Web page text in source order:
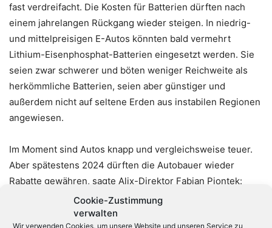
Cookie-Zustimmung
verwalten
Wir verwenden Cookies, um unsere Website und unseren Service zu
fast verdreifacht. Die Kosten für Batterien dürften nach
einem jahrelangen Rückgang wieder steigen. In niedrig-
und mittelpreisigen E-Autos könnten bald vermehrt
Lithium-Eisenphosphat-Batterien eingesetzt werden. Sie
seien zwar schwerer und böten weniger Reichweite als
herkömmliche Batterien, seien aber günstiger und
außerdem nicht auf seltene Erden aus instabilen Regionen
angewiesen.
Im Moment sind Autos knapp und vergleichsweise teuer.
Aber spätestens 2024 dürften die Autobauer wieder
Rabatte gewähren, sagte Alix-Direktor Fabian Piontek:
„Bereits jetzt sind die Auswirkungen der hohen Inflation
auf das Konsumentenverhalten absehbar.“